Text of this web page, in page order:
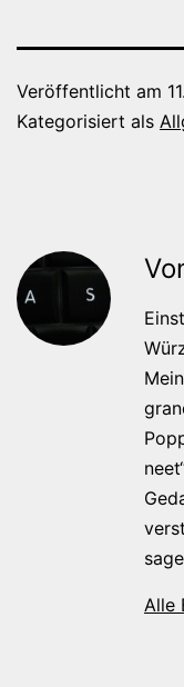
Veröffentlicht am
Kategorisiert als
Alle